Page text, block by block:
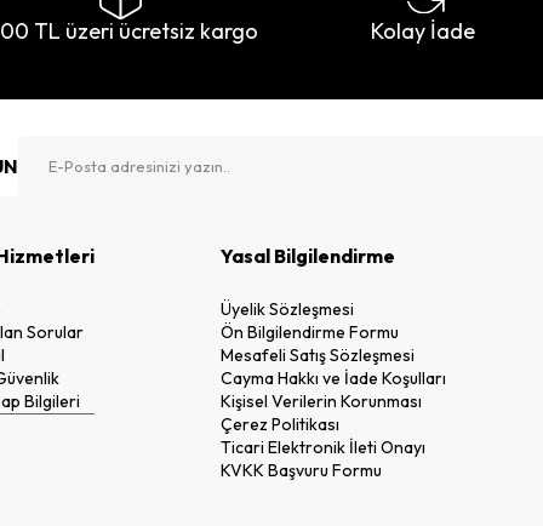
TL üzeri ücretsiz kargo Kolay İade
Sorular
Bilgileri
Yasal Bilgilendirme
Üyelik Sözleşmesi
Ön Bilgilendirme Formu
Mesafeli Satış Sözleşmesi
Cayma Hakkı ve İade Koşulları
Kişisel Verilerin Korunması
Çerez Politikası
Ticari Elektronik İleti Onayı
KVKK Başvuru Formu